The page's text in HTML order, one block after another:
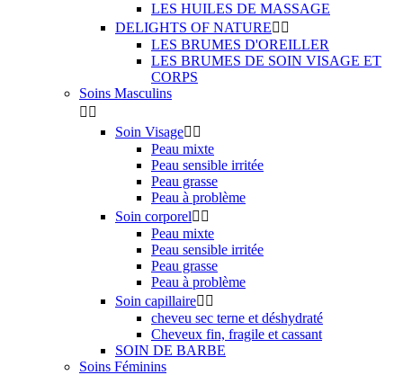
LES HUILES DE MASSAGE
DELIGHTS OF NATURE 
LES BRUMES D'OREILLER
LES BRUMES DE SOIN VISAGE ET
CORPS
Soins Masculins
 
Soin Visage 
Peau mixte
Peau sensible irritée
Peau grasse
Peau à problème
Soin corporel 
Peau mixte
Peau sensible irritée
Peau grasse
Peau à problème
Soin capillaire 
cheveu sec terne et déshydraté
Cheveux fin, fragile et cassant
SOIN DE BARBE
Soins Féminins